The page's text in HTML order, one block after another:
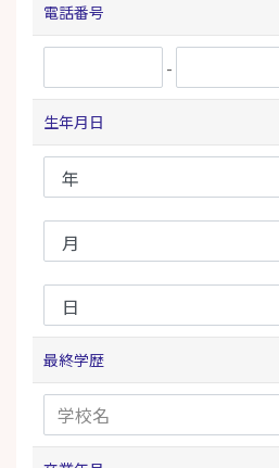
電話番号
-
生年月日
最終学歴